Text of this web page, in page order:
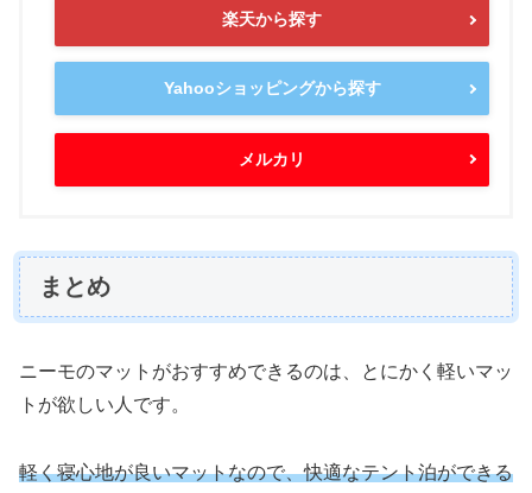
楽天から探す
Yahooショッピングから探す
メルカリ
まとめ
ニーモのマットがおすすめできるのは、とにかく軽いマッ
トが欲しい人です。
軽く寝心地が良いマットなので、快適なテント泊ができる